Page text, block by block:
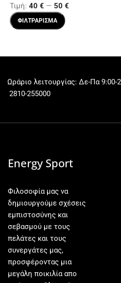
ΦΙΛΤΡΆΡΙΣΜΑ
Τιμή: 40 € — 50 €
Ωράριο λειτουργίας: Δε-Πα 9:00-
2810-255000
Energy Sport
Φιλοσοφία μας να
δημιουργούμε σχέσεις
εμπιστοσύνης και
σεβασμού με τους
πελάτες και τους
συνεργάτες μας,
προσφέροντας μια
μεγάλη ποικιλία απο